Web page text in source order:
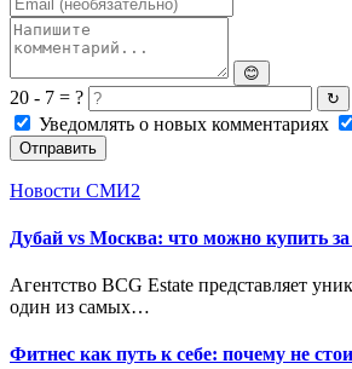
😊
20 - 7 = ? ↻
Уведомлять о новых комментариях
Отправить
Новости СМИ2
Дубай vs Москва: что можно купить
Агентство BCG Estate представляет
один из самых…
Фитнес как путь к себе: почему не